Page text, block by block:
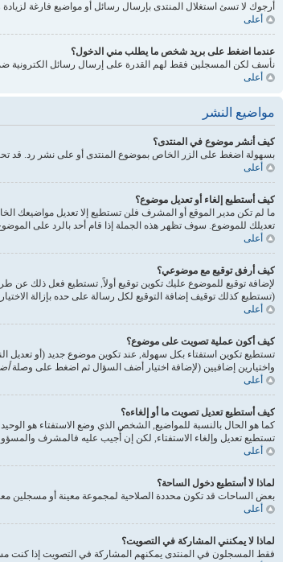
أرجوك لا تسئ استغلال المنتدى بإرسال رسائل أو مواضيع فارغة
أعلى
عندما اضغط على بريد شخص ما يطلب مني الدخول؟
نأسف لكن المسجلين فقط لهم القدرة على إرسال رسائل الكترونية
أعلى
مواضيع النشر
كيف أنشر موضوع في المنتدى؟
بسهولة اضغط على الزر الخاص بموضوع المنتدى أو على نشر رد. قد
أعلى
كيف أستطيع إلغاء أو تعديل موضوع؟
ما لم تكن مدير الموقع أو المشرف فلن تستطيع إلا تعديل مواضيعك
تعديلك للموضوع. سوف تظهر هذه الجملة إذا قام أحد بالرد على
أعلى
كيف أرفق توقيع مع موضوعي؟
لإضافة توقيع للموضوع عليك تكوين توقيع أولاً, تستطيع فعل ذلك
(تستطيع كذلك توقيف إضافة التوقيع لكل رسالة على حده بإزالة
أعلى
كيف أكون عملية تصويت على موضوع؟
تستطيع تكوين استفتاء بكل سهولة, عند تكوين موضوع جديد (أو
واختيارين إضافيين (لإضافة اختيار أضف السؤال ثم اضغط على وصلة
أعلى
كيف أستطيع تعديل تصويت ما أو إلغاءه؟
كما هو الحال بالنسبة للمواضيع, الشخص الذي وضع الاستفتاء هو
تستطيع تعديل وإلغاء الاستفتاء, لكن إن أُجيب عليه فالمشرف
أعلى
لماذا لا أستطيع دخول الساحة؟
بعض الساحات قد تكون محددة الصلاحية لمجموعة معينة أو مسجلين
أعلى
لماذا لا يمكنني المشاركة في التصويت؟
فقط المسجلون في المنتدى يمكنهم المشاركة في التصويت إذا كنت